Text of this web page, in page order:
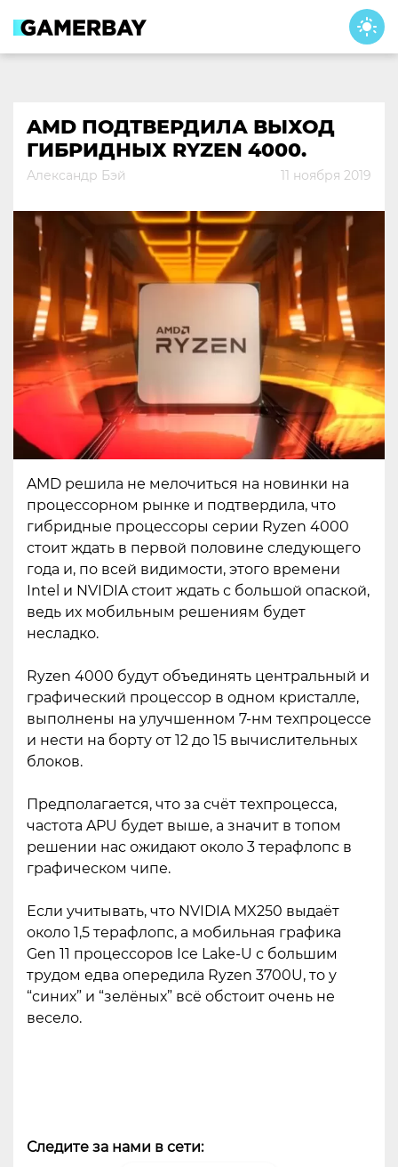
content
AMD ПОДТВЕРДИЛА ВЫХОД
ГИБРИДНЫХ RYZEN 4000.
Александр Бэй 11 ноября 2019
AMD решила не мелочиться на новинки на
процессорном рынке и подтвердила, что
гибридные процессоры серии Ryzen 4000
стоит ждать в первой половине следующего
года и, по всей видимости, этого времени
Intel и NVIDIA стоит ждать с большой опаской,
ведь их мобильным решениям будет
несладко.
Ryzen 4000 будут объединять центральный и
графический процессор в одном кристалле,
выполнены на улучшенном 7-нм техпроцессе
и нести на борту от 12 до 15 вычислительных
блоков.
Предполагается, что за счёт техпроцесса,
частота APU будет выше, а значит в топом
решении нас ожидают около 3 терафлопс в
графическом чипе.
Если учитывать, что NVIDIA MX250 выдаёт
около 1,5 терафлопс, а мобильная графика
Gen 11 процессоров Ice Lake-U с большим
трудом едва опередила Ryzen 3700U, то у
“синих” и “зелёных” всё обстоит очень не
весело.
Следите за нами в сети: